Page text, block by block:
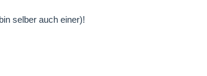
selber auch einer)!